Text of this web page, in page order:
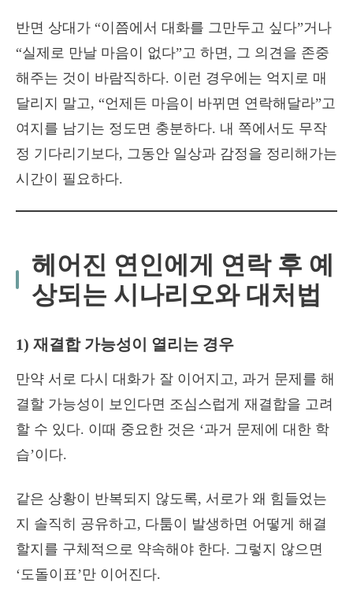
반면 상대가 “이쯤에서 대화를 그만두고 싶다”거나
“실제로 만날 마음이 없다”고 하면, 그 의견을 존중
해주는 것이 바람직하다. 이런 경우에는 억지로 매
달리지 말고, “언제든 마음이 바뀌면 연락해달라”고
여지를 남기는 정도면 충분하다. 내 쪽에서도 무작
정 기다리기보다, 그동안 일상과 감정을 정리해가는
시간이 필요하다.
헤어진 연인에게 연락 후 예
상되는 시나리오와 대처법
1) 재결합 가능성이 열리는 경우
만약 서로 다시 대화가 잘 이어지고, 과거 문제를 해
결할 가능성이 보인다면 조심스럽게 재결합을 고려
할 수 있다. 이때 중요한 것은 ‘과거 문제에 대한 학
습’이다.
같은 상황이 반복되지 않도록, 서로가 왜 힘들었는
지 솔직히 공유하고, 다툼이 발생하면 어떻게 해결
할지를 구체적으로 약속해야 한다. 그렇지 않으면
‘도돌이표’만 이어진다.